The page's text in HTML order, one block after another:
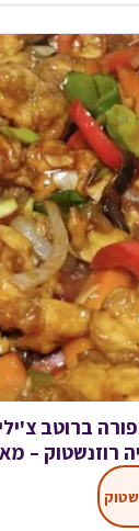
ברוטב
רוזנשטוק –